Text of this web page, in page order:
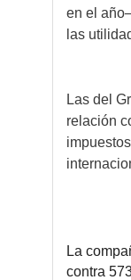
en el
las
Las del
relación
La
contra